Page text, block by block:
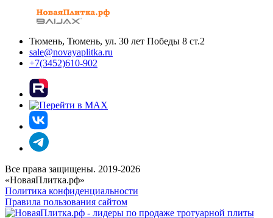
Тюмень, Тюмень, ул. 30 лет Победы 8 ст.2
sale@novayaplitka.ru
+7(3452)610-902
Все права защищены. 2019-2026
«НоваяПлитка.рф»
Политика конфиденциальности
Правила пользования сайтом